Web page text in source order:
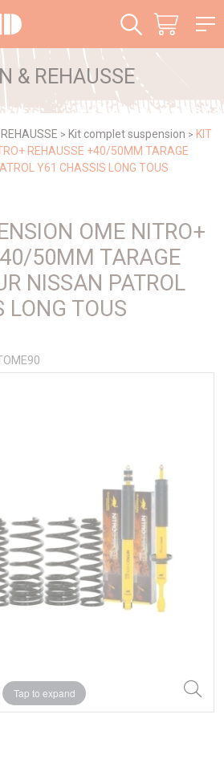
& REHAUSSE
> Kit complet suspension > KIT
REHAUSSE +40/50MM TARAGE
Y61 CHASSIS LONG TOUS
OME NITRO+
50MM TARAGE
NISSAN PATROL
LONG TOUS
Tap to expand